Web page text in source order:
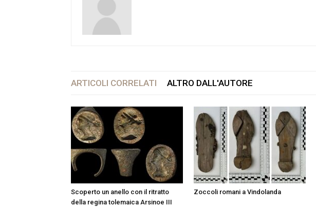
ARTICOLI CORRELATI ALTRO DALL'AUTORE
Scoperto un anello con il ritratto
della regina tolemaica Arsinoe III
Zoccoli romani a Vindolanda